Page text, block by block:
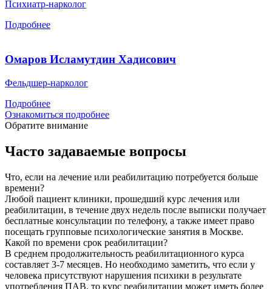
Психиатр-нарколог
Подробнее
Омаров Исламутдин Хадисович
Фельдшер-нарколог
Подробнее
Ознакомиться подробнее
Обратите внимание
Часто задаваемые вопросы
Что, если на лечение или реабилитацию потребуется больше
времени?
Любой пациент клиники, прошедший курс лечения или
реабилитации, в течение двух недель после выписки получает
бесплатные консультации по телефону, а также имеет право
посещать групповые психологические занятия в Москве.
Какой по времени срок реабилитации?
В среднем продолжительность реабилитационного курса
составляет 3-7 месяцев. Но необходимо заметить, что если у
человека присутствуют нарушения психики в результате
употребления ПАВ, то курс реабилитации может иметь более